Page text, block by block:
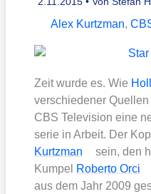
Alex Kurtzman,
Zeit wur­de es. Wie
ver­schie­de­ner
CBS Tele­vi­si­on eine
se­rie in Arbeit. Der
Kurtzman
sein, den
Kum­pel Rober­to Orci
aus dem Jahr 2009